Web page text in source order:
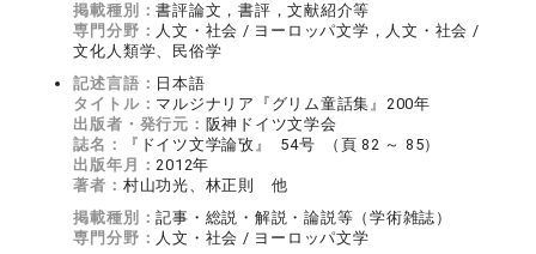
掲載種別：書評論文，書評，文献紹介等
専門分野： 人文・社会 / ヨーロッパ文学，人文・社会 /
文化人類学、民俗学
記述言語： 日本語
タイトル： マルジナリア『グリム童話集』200年
出版者・発行元： 阪神ドイツ文学会
誌名：
『ドイツ文学論攷』 54号 （頁 82 ～ 85）
出版年月：2012年
著者： 村山功光、林正則 他
掲載種別：記事・総説・解説・論説等（学術雑誌）
専門分野： 人文・社会 / ヨーロッパ文学